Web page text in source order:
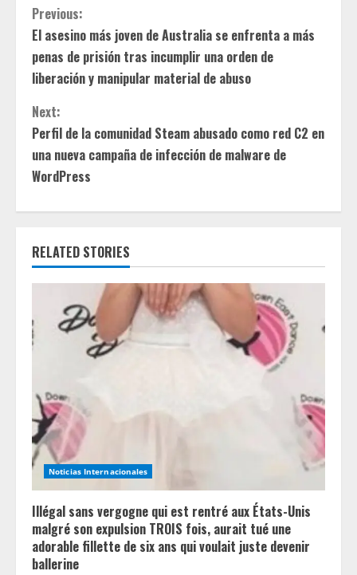
C
o
n
t
i
n
u
e
R
e
a
d
i
n
g
Previous:
El asesino más joven de Australia se enfrenta a más
penas de prisión tras incumplir una orden de
liberación y manipular material de abuso
Next:
Perfil de la comunidad Steam abusado como red C2 en
una nueva campaña de infección de malware de
WordPress
RELATED STORIES
Noticias Internacionales
Illégal sans vergogne qui est rentré aux États-Unis
malgré son expulsion TROIS fois, aurait tué une
adorable fillette de six ans qui voulait juste devenir
ballerine